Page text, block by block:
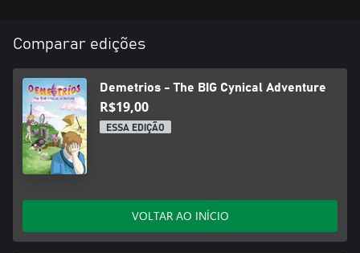
Comparar edições
Demetrios - The BIG Cynical Adventure
R$19,00
ESSA EDIÇÃO
VOLTAR AO INÍCIO